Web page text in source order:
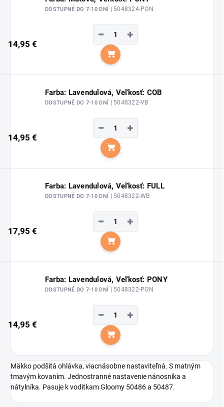
DOSTUPNÉ DO 7-10 DNÍ | 5048324-PON
14,95 €
+
−
Do košíka
Farba: Lavendulová, Veľkosť: COB
DOSTUPNÉ DO 7-10 DNÍ | 5048322-VB
14,95 €
+
−
Do košíka
Farba: Lavendulová, Veľkosť: FULL
DOSTUPNÉ DO 7-10 DNÍ | 5048322-WB
17,95 €
+
−
Do košíka
Farba: Lavendulová, Veľkosť: PONY
DOSTUPNÉ DO 7-10 DNÍ | 5048322-PON
14,95 €
+
−
Do košíka
Mäkko podšitá ohlávka, viacnásobne nastaviteľná. S matným
tmavým kovaním. Jednostranné nastavenie nánosníka a
nátylníka. Pasuje k voditkam Gloomy 50486 a 50487.